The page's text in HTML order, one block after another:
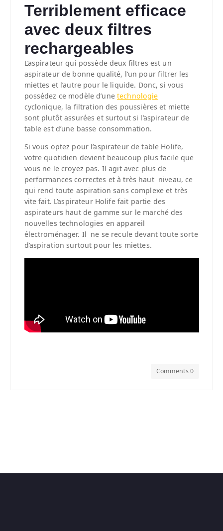
Terriblement efficace
avec deux filtres
rechargeables
L’aspirateur qui possède deux filtres est un
aspirateur de bonne qualité, l’un pour filtrer les
miettes et l’autre pour le liquide. Donc, si vous
possédez ce modèle d’unetechnologie
cyclonique, la filtration des poussières et miette
sont plutôt assurées et surtout si l’aspirateur de
table est d’une basse consommation.
Si vous optez pour l’aspirateur de table Holife,
votre quotidien devient beaucoup plus facile que
vous ne le croyez pas. Il agit avec plus de
performances correctes et à très haut niveau, ce
qui rend toute aspiration sans complexe et très
vite fait. L’aspirateur Holife fait partie des
aspirateurs haut de gamme sur le marché des
nouvelles technologies en appareil
électroménager. Il ne se recule devant toute sorte
d’aspiration surtout pour les miettes.
Comments 0